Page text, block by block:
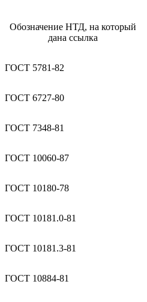
Обозначение НТД, на который
дана ссылка
ГОСТ 5781-82
ГОСТ 6727-80
ГОСТ 7348-81
ГОСТ 10060-87
ГОСТ 10180-78
ГОСТ 10181.0-81
ГОСТ 10181.3-81
ГОСТ 10884-81